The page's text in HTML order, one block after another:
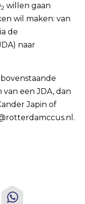
2 willen gaan
wil maken: van
de
naar
een JDA, dan
Japin of